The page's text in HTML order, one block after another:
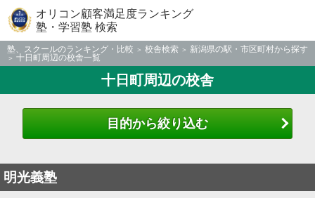
オリコン顧客満足度ランキング
塾・学習塾 検索
塾、スクールのランキング・比較 校舎検索
新潟県の駅・市区町村から探す
十日町周辺の校舎一覧
十日町周辺の校舎
目的から絞り込む
明光義塾